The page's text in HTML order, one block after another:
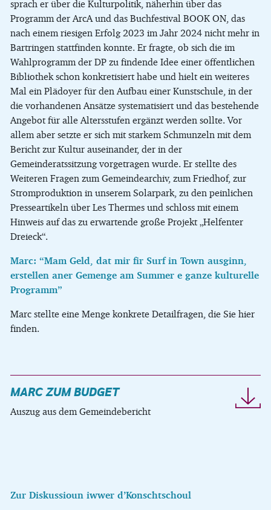
sprach er über die Kulturpolitik, näherhin über das
Programm der ArcA und das Buchfestival BOOK ON, das
nach einem riesigen Erfolg 2023 im Jahr 2024 nicht mehr in
Bartringen stattfinden konnte. Er fragte, ob sich die im
Wahlprogramm der DP zu findende Idee einer öffentlichen
Bibliothek schon konkretisiert habe und hielt ein weiteres
Mal ein Plädoyer für den Aufbau einer Kunstschule, in der
die vorhandenen Ansätze systematisiert und das bestehende
Angebot für alle Altersstufen ergänzt werden sollte. Vor
allem aber setzte er sich mit starkem Schmunzeln mit dem
Bericht zur Kultur auseinander, der in der
Gemeinderatssitzung vorgetragen wurde. Er stellte des
Weiteren Fragen zum Gemeindearchiv, zum Friedhof, zur
Stromproduktion in unserem Solarpark, zu den peinlichen
Presseartikeln über Les Thermes und schloss mit einem
Hinweis auf das zu erwartende große Projekt „Helfenter
Dreieck“.
Marc: “Mam Geld, dat mir fir Surf in Town ausginn,
erstellen aner Gemenge am Summer e ganze kulturelle
Programm”
Marc stellte eine Menge konkrete Detailfragen, die Sie hier
finden.
MARC ZUM BUDGET
Auszug aus dem Gemeindebericht
Zur Diskussioun iwwer d’Konschtschoul